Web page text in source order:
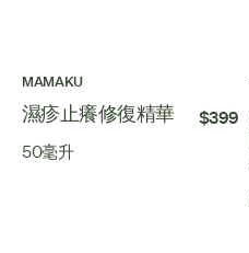
MAMAKU
濕疹止癢修復精華 $399
50毫升